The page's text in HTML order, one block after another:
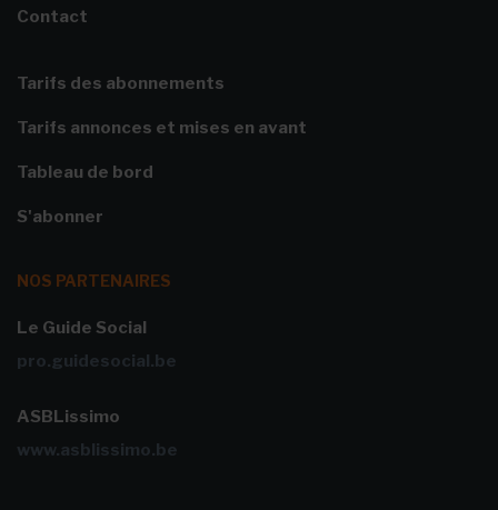
Contact
Tarifs des abonnements
Tarifs annonces et mises en avant
Tableau de bord
S'abonner
NOS PARTENAIRES
Le Guide Social
pro.guidesocial.be
ASBLissimo
www.asblissimo.be